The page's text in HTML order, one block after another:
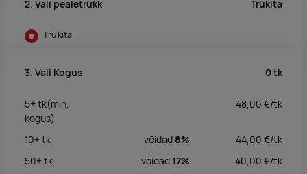
2. Vali pealetrükk Trükita
Trükita
3. Vali Kogus 0 tk
5+tk(min.
kogus)
48,00 €/tk
10+tk võidad 8% 44,00 €/tk
50+tk võidad 17% 40,00 €/tk